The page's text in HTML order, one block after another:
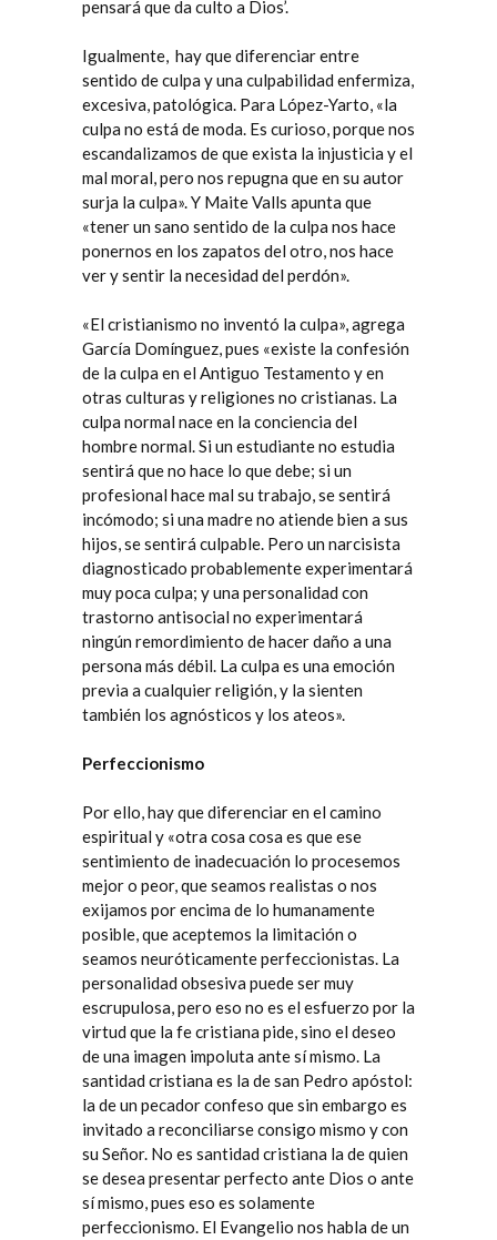
pensará que da culto a Dios’.
Igualmente, hay que diferenciar entre
sentido de culpa y una culpabilidad enfermiza,
excesiva, patológica. Para López-Yarto, «la
culpa no está de moda. Es curioso, porque nos
escandalizamos de que exista la injusticia y el
mal moral, pero nos repugna que en su autor
surja la culpa». Y Maite Valls apunta que
«tener un sano sentido de la culpa nos hace
ponernos en los zapatos del otro, nos hace
ver y sentir la necesidad del perdón».
«El cristianismo no inventó la culpa», agrega
García Domínguez, pues «existe la confesión
de la culpa en el Antiguo Testamento y en
otras culturas y religiones no cristianas. La
culpa normal nace en la conciencia del
hombre normal. Si un estudiante no estudia
sentirá que no hace lo que debe; si un
profesional hace mal su trabajo, se sentirá
incómodo; si una madre no atiende bien a sus
hijos, se sentirá culpable. Pero un narcisista
diagnosticado probablemente experimentará
muy poca culpa; y una personalidad con
trastorno antisocial no experimentará
ningún remordimiento de hacer daño a una
persona más débil. La culpa es una emoción
previa a cualquier religión, y la sienten
también los agnósticos y los ateos».
Perfeccionismo
Por ello, hay que diferenciar en el camino
espiritual y «otra cosa cosa es que ese
sentimiento de inadecuación lo procesemos
mejor o peor, que seamos realistas o nos
exijamos por encima de lo humanamente
posible, que aceptemos la limitación o
seamos neuróticamente perfeccionistas. La
personalidad obsesiva puede ser muy
escrupulosa, pero eso no es el esfuerzo por la
virtud que la fe cristiana pide, sino el deseo
de una imagen impoluta ante sí mismo. La
santidad cristiana es la de san Pedro apóstol:
la de un pecador confeso que sin embargo es
invitado a reconciliarse consigo mismo y con
su Señor. No es santidad cristiana la de quien
se desea presentar perfecto ante Dios o ante
sí mismo, pues eso es solamente
perfeccionismo. El Evangelio nos habla de un